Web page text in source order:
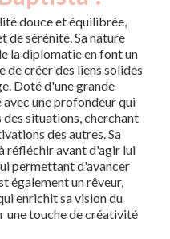
douce et équilibrée,
de sérénité. Sa nature
la diplomatie en font un
créer des liens solides
Doté d'une grande
une profondeur qui
des situations, cherchant
des autres. Sa
réfléchir avant d'agir lui
permettant d'avancer
également un rêveur,
enrichit sa vision du
une touche de créativité